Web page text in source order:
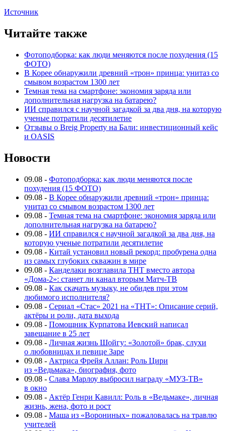
Источник
Читайте также
Фотоподборка: как люди меняются после похудения (15
ФОТО)
В Корее обнаружили древний «трон» принца: унитаз со
смывом возрастом 1300 лет
Темная тема на смартфоне: экономия заряда или
дополнительная нагрузка на батарею?
ИИ справился с научной загадкой за два дня, на которую
ученые потратили десятилетие
Отзывы о Breig Property на Бали: инвестиционный кейс
и OASIS
Новости
09.08 - Фотоподборка: как люди меняются после
похудения (15 ФОТО)
09.08 - В Корее обнаружили древний «трон» принца:
унитаз со смывом возрастом 1300 лет
09.08 - Темная тема на смартфоне: экономия заряда или
дополнительная нагрузка на батарею?
09.08 - ИИ справился с научной загадкой за два дня, на
которую ученые потратили десятилетие
09.08 - Китай установил новый рекорд: пробурена одна
из самых глубоких скважин в мире
09.08 - Канделаки возглавила ТНТ вместо автора
«Дома-2»: станет ли канал вторым Матч-ТВ
09.08 - Как скачать музыку, не обидев при этом
любимого исполнителя?
09.08 - Сериал «Стас» 2021 на «ТНТ»: Описание серий,
актёры и роли, дата выхода
09.08 - Помощник Курпатова Иевский написал
завещание в 25 лет
09.08 - Личная жизнь Шойгу: «Золотой» брак, слухи
о любовницах и певице Заре
09.08 - Актриса Фрейя Аллан: Роль Цири
из «Ведьмака», биография, фото
09.08 - Слава Марлоу выбросил награду «МУЗ-ТВ»
в окно
09.08 - Актёр Генри Кавилл: Роль в «Ведьмаке», личная
жизнь, жена, фото и рост
09.08 - Маша из «Ворониных» пожаловалась на травлю
учителей